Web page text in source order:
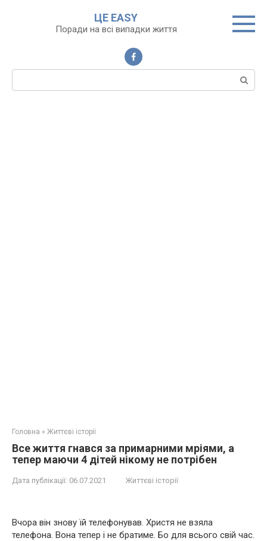
ЦЕ EASY
Поради на всі випадки життя
Пошук:
Головна » Життєві історії
Все життя гнався за примарними мріями, а
тепер маючи 4 дітей нікому не потрібен
Дата публікації: 06.07.2021 Життєві історії
Вчора він знову їй телефонував. Христя не взяла
телефона. Вона тепер і не братиме. Бо для всього свій час.